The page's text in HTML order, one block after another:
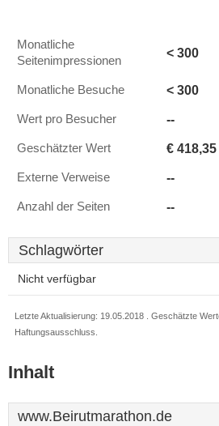
Monatliche
Seitenimpressionen
< 300
Monatliche Besuche < 300
Wert pro Besucher --
Geschätzter Wert € 418,35
Externe Verweise --
Anzahl der Seiten --
Schlagwörter
Nicht verfügbar
Letzte Aktualisierung: 19.05.2018 . Geschätzte
Haftungsausschluss.
Inhalt
www.Beirutmarathon.de